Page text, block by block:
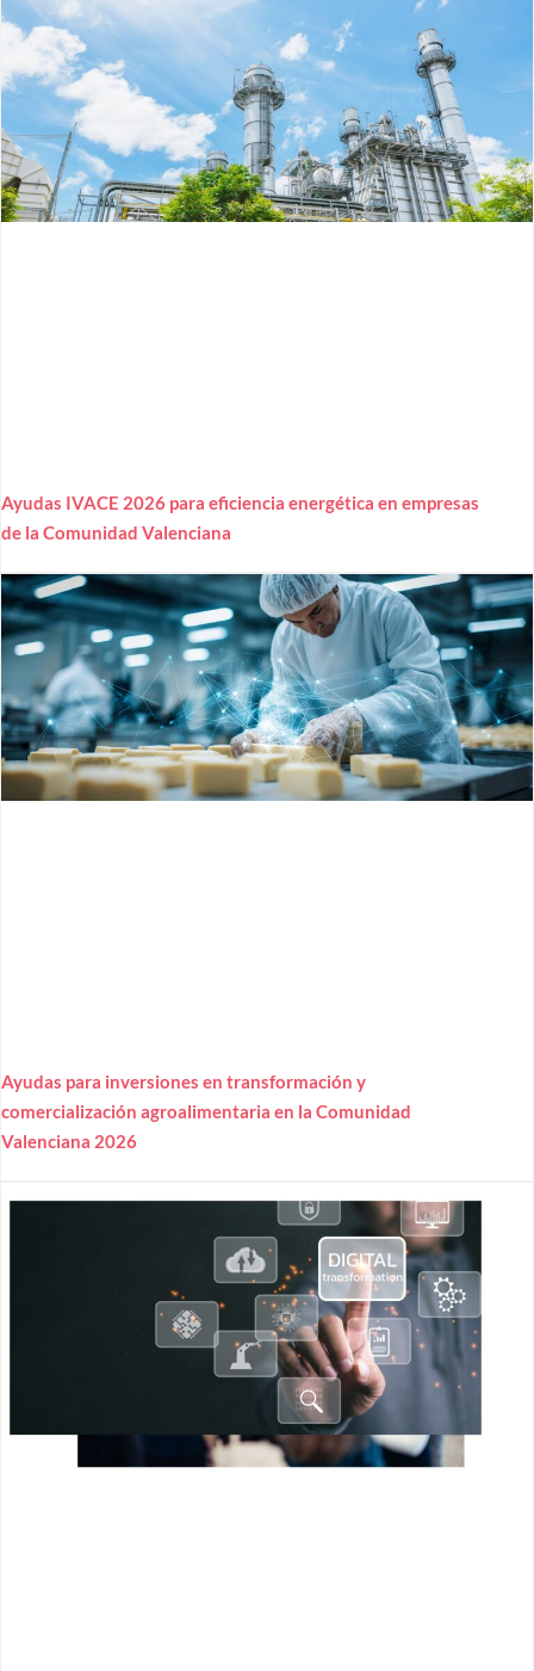
Ayudas IVACE 2026 para eficiencia energética en empresas
de la Comunidad Valenciana
Ayudas para inversiones en transformación y
comercialización agroalimentaria en la Comunidad
Valenciana 2026